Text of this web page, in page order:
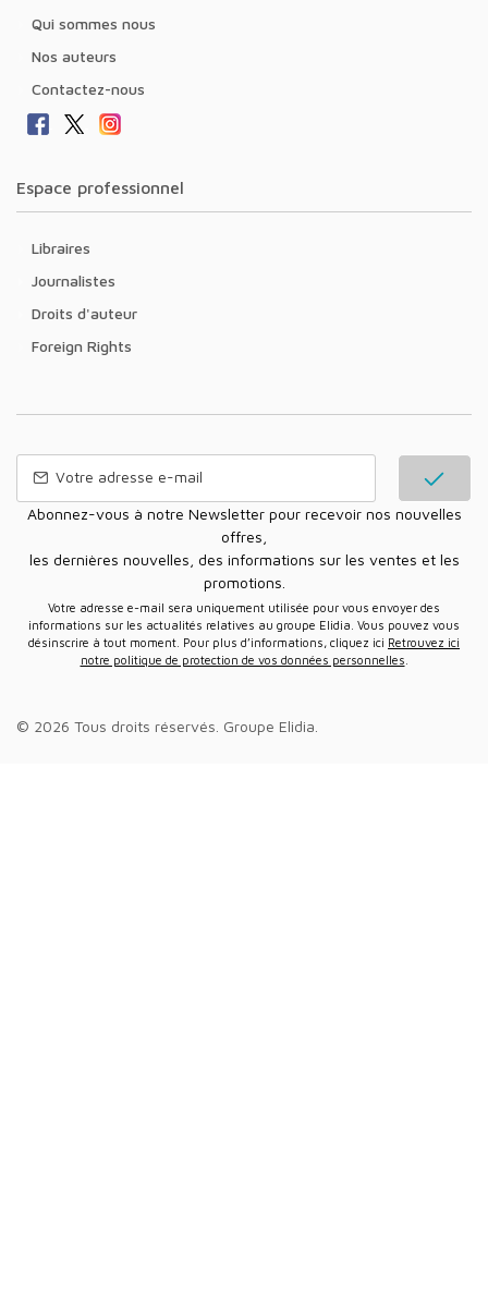
Qui sommes nous
Nos auteurs
Contactez-nous
Espace professionnel
Libraires
Journalistes
Droits d'auteur
Foreign Rights
Abonnez-vous à notre Newsletter pour recevoir nos nouvelles
offres,
les dernières nouvelles, des informations sur les ventes et les
promotions.
Votre adresse e-mail sera uniquement utilisée pour vous envoyer des
informations sur les actualités relatives au groupe Elidia. Vous pouvez vous
désinscrire à tout moment. Pour plus d’informations, cliquez ici Retrouvez ici
notre politique de protection de vos données personnelles
© 2026 Tous droits réservés. Groupe Elidia